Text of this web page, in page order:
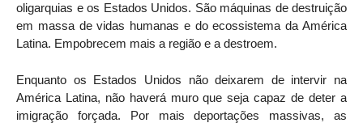
oligarquias e os Estados Unidos. São máquinas de destruição
em massa de vidas humanas e do ecossistema da América
Latina. Empobrecem mais a região e a destroem.
Enquanto os Estados Unidos não deixarem de intervir na
América Latina, não haverá muro que seja capaz de deter a
imigração forçada. Por mais deportações massivas, as